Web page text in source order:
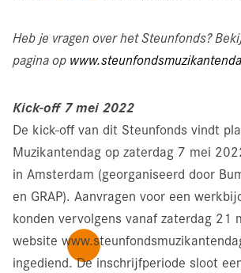
Heb je vragen over het Steunfonds?
pagina op
Kick-off 7 mei 2022
De kick-off van dit Steunfonds vindt
Muzikantendag op zaterdag 7 mei
in Amsterdam (georganiseerd door
en GRAP). Aanvragen voor een
konden vervolgens vanaf zaterdag 21
website
ingediend. De inschrijfperiode sloot